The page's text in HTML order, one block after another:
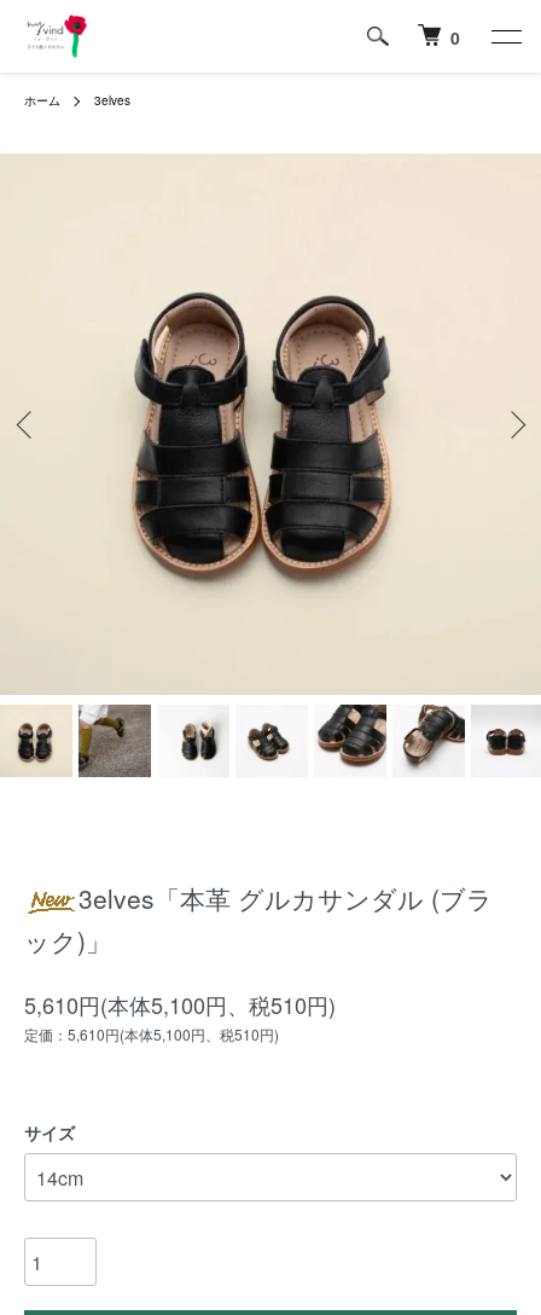
0
ホーム 3elves
3elves「本革 グルカサンダル (ブラ
ック)」
5,610円(本体5,100円、税510円)
定価：5,610円(本体5,100円、税510円)
サイズ